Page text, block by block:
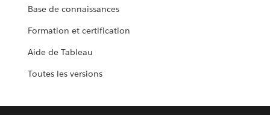
Base de connaissances
Formation et certification
Aide de Tableau
Toutes les versions